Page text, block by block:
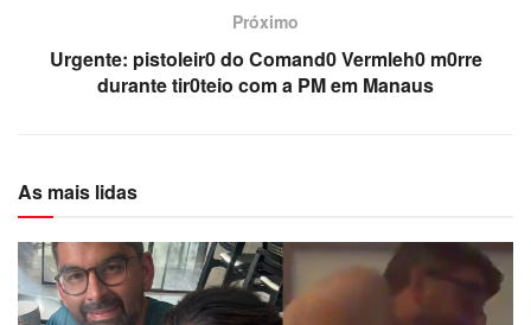
Próximo
Urgente: pistoleir0 do Comand0 Vermleh0 m0rre
durante tir0teio com a PM em Manaus
As mais lidas